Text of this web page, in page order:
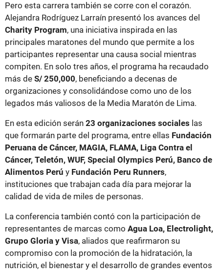
Pero esta carrera también se corre con el corazón.
Alejandra Rodríguez Larraín presentó los avances del
Charity Program, una iniciativa inspirada en las
principales maratones del mundo que permite a los
participantes representar una causa social mientras
compiten. En solo tres años, el programa ha recaudado
más de S/ 250,000, beneficiando a decenas de
organizaciones y consolidándose como uno de los
legados más valiosos de la Media Maratón de Lima.
En esta edición serán 23 organizaciones sociales las
que formarán parte del programa, entre ellas Fundación
Peruana de Cáncer, MAGIA, FLAMA, Liga Contra el
Cáncer, Teletón, WUF, Special Olympics Perú, Banco de
Alimentos Perú y Fundación Peru Runners,
instituciones que trabajan cada día para mejorar la
calidad de vida de miles de personas.
La conferencia también contó con la participación de
representantes de marcas como Agua Loa, Electrolight,
Grupo Gloria y Visa, aliados que reafirmaron su
compromiso con la promoción de la hidratación, la
nutrición, el bienestar y el desarrollo de grandes eventos